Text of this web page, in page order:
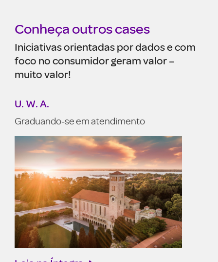
Conheça outros cases
Iniciativas orientadas por dados e com
foco no consumidor geram valor –
muito valor!
Mack Trucks
Acelerando a ousadia